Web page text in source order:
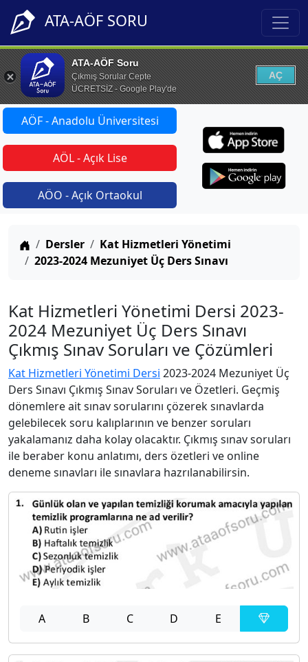
ATA-AÖF SORU
ATA-AÖF Soru
Çıkmış Sorular Cepte
ÜCRETSİZ - Google Play'de
AÇ
AÖF - Anadolu Üniversitesi
AÖL - Açık Lise
AÖO - Açık Ortaokul
Anasayfa
Dersler
Kat Hizmetleri Yönetimi
2023-2024 Mezuniyet Üç Ders Sınavı
Kat Hizmetleri Yönetimi Dersi 2023-
2024 Mezuniyet Üç Ders Sınavı
Çıkmış Sınav Soruları ve Çözümleri
Kat Hizmetleri Yönetimi Dersi 2023-2024 Mezuniyet Üç
Ders Sınavı Çıkmış Sınav Soruları ve Özetleri. Geçmiş
dönemlere ait sınav sorularını çözerek sınavlarda
gelebilecek soru kalıplarının ve benzer soruları
yakalamanız daha kolay olacaktır. Çıkmış sınav soruları
ile beraber konu anlatımı, ders özetleri ve online
deneme sınavları ile sınavlara hazrılanabilirsin.
A B C D E